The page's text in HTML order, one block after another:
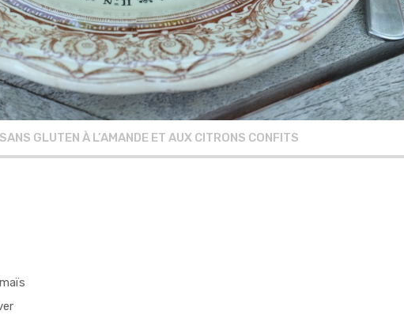
GLUTEN À L’AMANDE ET AUX CITRONS CONFITS